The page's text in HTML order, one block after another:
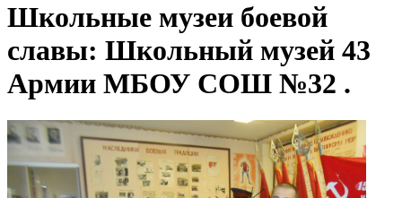
Школьные музеи боевой
славы: Школьный музей 43
Армии МБОУ СОШ №32 .